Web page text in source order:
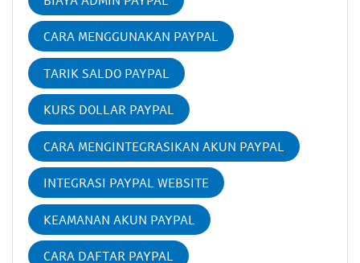
CARA MENGGUNAKAN PAYPAL
TARIK SALDO PAYPAL
KURS DOLLAR PAYPAL
CARA MENGINTEGRASIKAN AKUN PAYPAL
INTEGRASI PAYPAL WEBSITE
KEAMANAN AKUN PAYPAL
CARA DAFTAR PAYPAL